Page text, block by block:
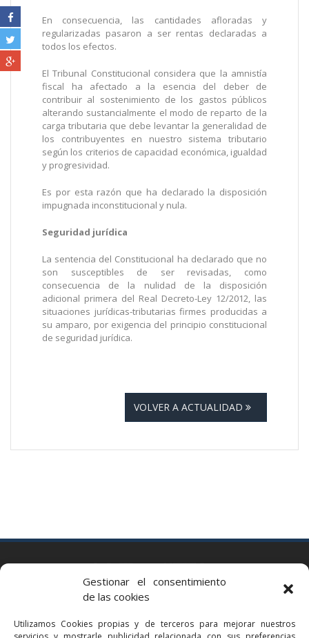
Gestionar el consentimiento
de las cookies
Utilizamos Cookies propias y de terceros para mejorar nuestros
En consecuencia, las cantidades afloradas y
regularizadas pasaron a ser rentas declaradas a
todos los efectos.
El Tribunal Constitucional considera que la amnistía
fiscal ha afectado a la esencia del deber de
contribuir al sostenimiento de los gastos públicos
alterando sustancialmente el modo de reparto de la
carga tributaria que debe levantar la generalidad de
los contribuyentes en nuestro sistema tributario
según los criterios de capacidad económica, igualdad
y progresividad.
Es por esta razón que ha declarado la disposición
impugnada inconstitucional y nula.
Seguridad jurídica
La sentencia del Constitucional ha declarado que no
son susceptibles de ser revisadas, como
consecuencia de la nulidad de la disposición
adicional primera del Real Decreto-Ley 12/2012, las
situaciones jurídicas-tributarias firmes producidas a
su amparo, por exigencia del principio constitucional
de seguridad jurídica.
VOLVER A ACTUALIDAD
Via Augusta 2 bis, 3º, 08006 Barcelona
bcn@bellavistalegal.eu